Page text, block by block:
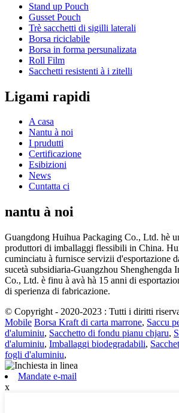
Stand up Pouch
Gusset Pouch
Trè sacchetti di sigilli laterali
Borsa riciclabile
Borsa in forma persunalizata
Roll Film
Sacchetti resistenti à i zitelli
Ligami rapidi
A casa
Nantu à noi
I prudutti
Certificazione
Esibizioni
News
Cuntatta ci
nantu à noi
Guangdong Huihua Packaging Co., Ltd. hè
produttori di imballaggi flessibili in China.
cuminciatu à furnisce servizii d'esportazione
sucetà subsidiaria-Guangzhou Shenghengda
Co., Ltd. è finu à avà hà 15 anni di
di sperienza di fabricazione.
© Copyright - 2020-2023 : Tutti i diritti
Mobile Borsa Kraft di carta marrone, Saccu
d'aluminiu, Sacchetto di fondu pianu chjaru,
d'aluminiu, Imballaggi biodegradabili,
fogli d'aluminiu,
Mandate e-mail
x